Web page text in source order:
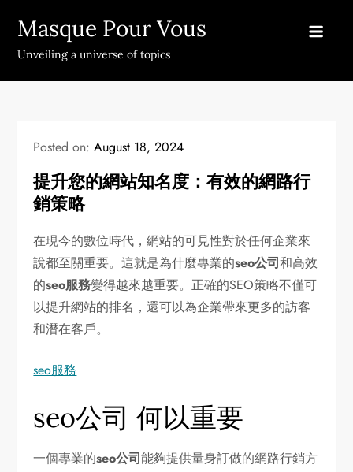
content
Masque Pour Vous
Unveiling a universe of topics
Posted on:August 18, 2024
提升您的網站知名度：有效的網路行
銷策略
在現今的數位時代，網站的可見性對於任何企業來
說都至關重要。這就是為什麼專業的seo公司和高效
的seo服務變得越來越重要。正確的SEO策略不僅可
以提升網站的排名，還可以為企業帶來更多的訪客
和潛在客戶。
seo服務
seo公司 何以重要
一個專業的seo公司能夠提供量身訂做的網路行銷方